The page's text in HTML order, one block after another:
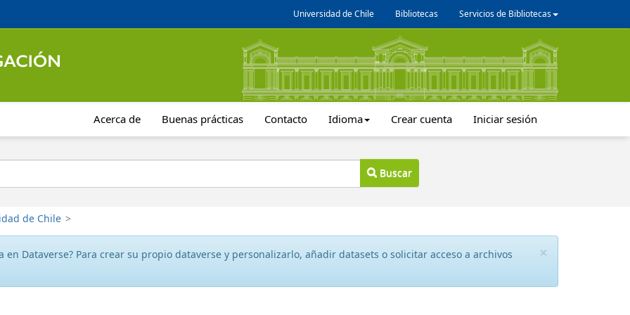
Universidad de Chile Bibliotecas Servicios de Bibliotecas
Acerca de Buenas prácticas Contacto Idioma Crear cuenta Iniciar sesión
Buscar
de Chile >
×
en Dataverse? Para crear su propio dataverse y personalizarlo, añadir datasets o solicitar acceso a archivos